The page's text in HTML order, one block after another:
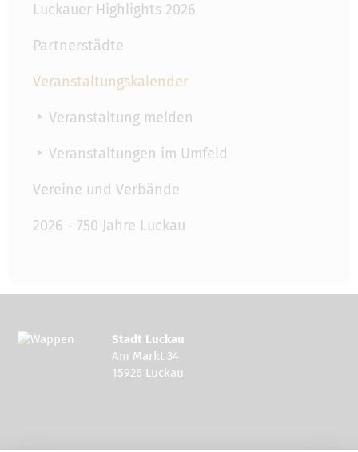
Luckauer Highlights 2026
Partnerstädte
Veranstaltungskalender
Veranstaltung melden
Veranstaltungen im Umfeld
Vereine und Verbände
2026 - 750 Jahre Luckau
Stadt Luckau
Am Markt 34
15926 Luckau